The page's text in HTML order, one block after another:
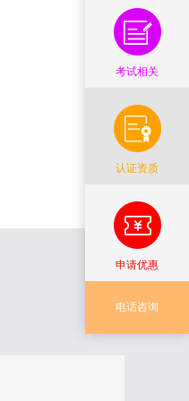
考试相关
认证资质
申请优惠
电话咨询